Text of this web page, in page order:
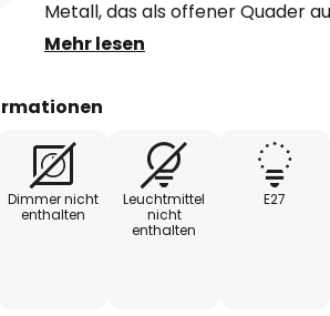
Metall, das als offener Quader
bildet. In der Laterne wurde
wird zu allen Seiten abgestrahlt,
durch ihre stilvolle Gestaltung
ausgeschaltet.
Mehr lesen
Dimmer nicht
enthalten
Leuchtmittel
nicht
enthalten
E27